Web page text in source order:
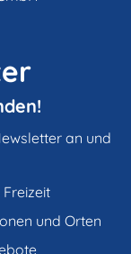
an und
und Orten